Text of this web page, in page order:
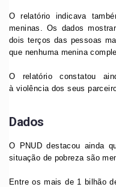
O relatório indicava
meninas. Os dados
dois terços das pessoas
que nenhuma menina
O relatório constatou
à violência dos seus
Dados
O PNUD destacou ainda
situação de pobreza são
Entre os mais de 1 bilhão